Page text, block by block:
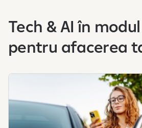
Tech & AI în modul
pentru afacerea